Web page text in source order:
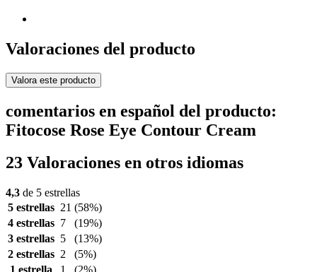
Valoraciones del producto
Valora este producto
comentarios en español del producto:
Fitocose Rose Eye Contour Cream
23 Valoraciones en otros idiomas
4,3 de 5 estrellas
5 estrellas 21 (58%)
4 estrellas 7
(19%)
3 estrellas 5
(13%)
2 estrellas 2
(5%)